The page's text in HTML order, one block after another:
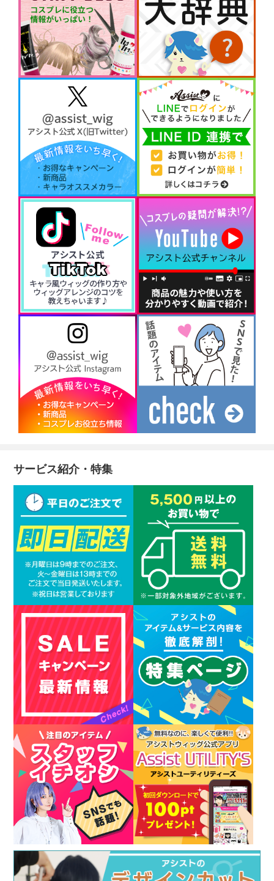
サービス紹介・特集